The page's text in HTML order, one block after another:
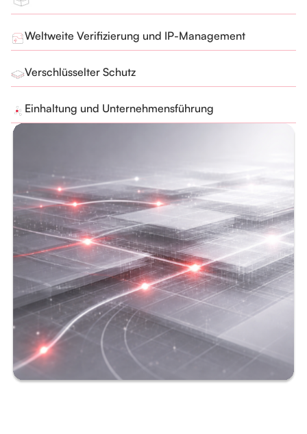
Weltweite Verifizierung und IP-Management
Verschlüsselter Schutz
Einhaltung und Unternehmensführung